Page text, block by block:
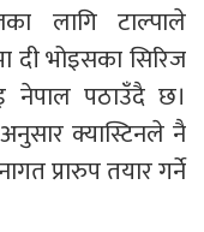
लागि टाल्पाले
दी भोइसका सिरिज
नेपाल पठाउँदै छ।
क्यास्टिनले नै
प्रारुप तयार गर्ने